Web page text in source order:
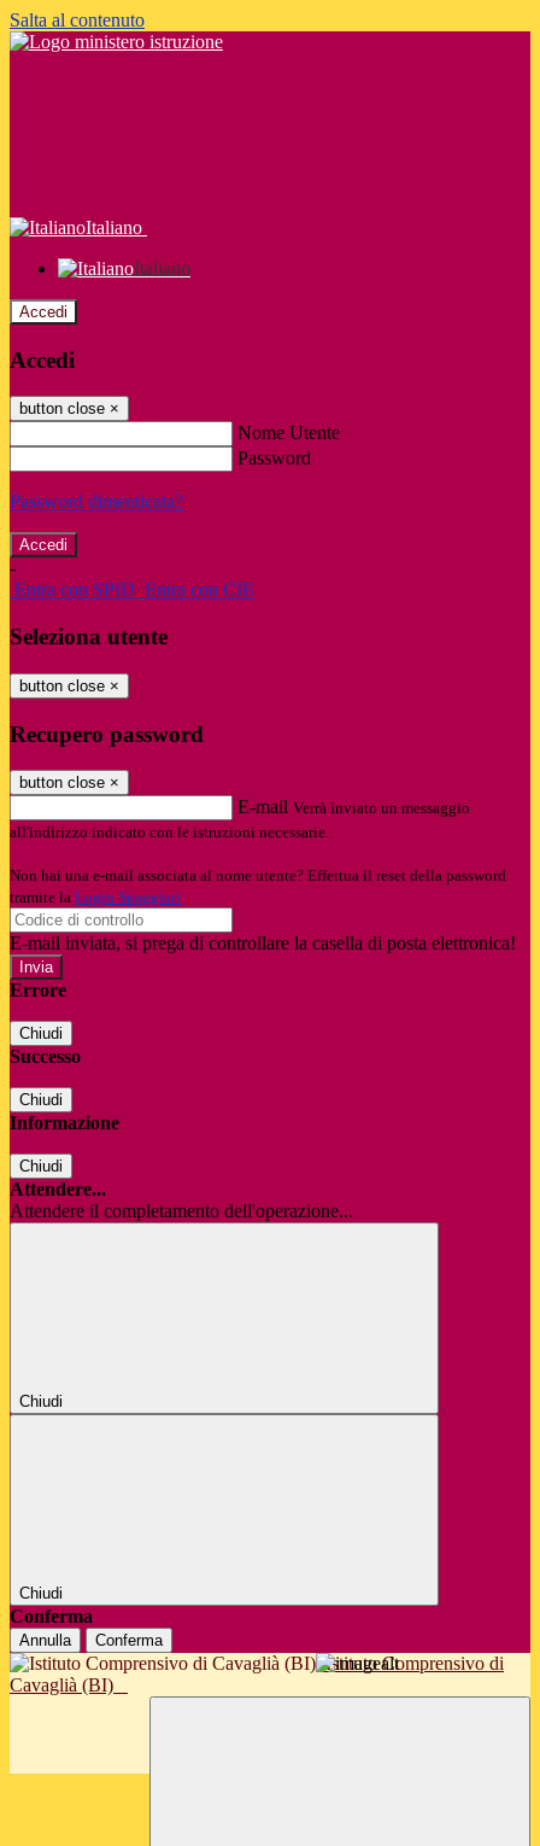
Salta al contenuto
Italiano
Italiano
Accedi
Accedi
button close ×
Nome Utente
Password
Password dimenticata?
-
Entra con SPID Entra con CIE
Seleziona utente
button close ×
Recupero password
button close ×
E-mail Verrà inviato un messaggio
all'indirizzo indicato con le istruzioni necessarie.
Non hai una e-mail associata al nome utente? Effettua il reset della password
tramite la Login Spaggiari
E-mail inviata, si prega di controllare la casella di posta elettronica!
Errore
Chiudi
Successo
Chiudi
Informazione
Chiudi
Attendere...
Attendere il completamento dell'operazione...
Chiudi
Chiudi
Conferma
Annulla Conferma
Istituto Comprensivo di
Cavaglià (BI)